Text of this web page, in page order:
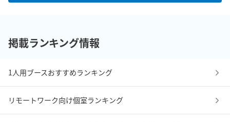
掲載ランキング情報
1人用ブースおすすめランキング
リモートワーク向け個室ランキング